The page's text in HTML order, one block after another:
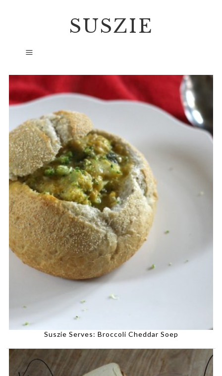
SUSZIE
Suszie Serves: Broccoli Cheddar Soep